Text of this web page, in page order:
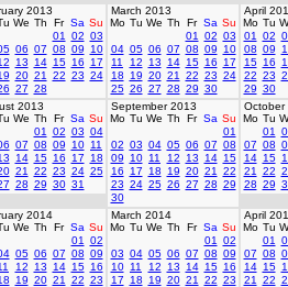
2013
We Th Fr Sa Su
01
02 03
06 07 08 09
10
13 14 15 16
17
20 21 22 23 24
27 28
March 2013
Mo Tu We Th Fr Sa Su
01
02 03
04 05 06 07 08 09
10
11
12 13 14 15 16
17
18
19 20 21 22 23 24
25 26 27 28 29 30
April
Mo Tu
01
02
08 09
15 16
22 23
29 30
2013
We Th Fr Sa Su
01
02 03 04
07 08 09 10 11
14 15 16 17
18
21 22 23 24 25
28 29 30 31
September 2013
Mo Tu We Th Fr Sa Su
01
02 03 04 05 06 07 08
09
10 11 12 13 14 15
16
17 18 19 20 21
22
23 24 25 26 27 28 29
30
October
Mo Tu
01
07 08
14 15
21
22
28 29
2014
We Th Fr Sa Su
01
02
05 06 07 08 09
12 13 14 15 16
19 20 21 22 23
March 2014
Mo Tu We Th Fr Sa Su
01
02
03 04 05 06 07 08 09
10 11 12 13 14 15 16
17
18 19 20 21 22 23
April
Mo Tu
01
07 08
14 15
21
22